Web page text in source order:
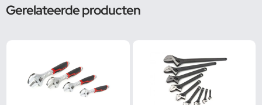
Gerelateerde producten